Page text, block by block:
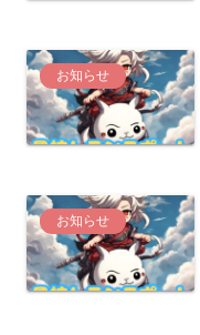
お知らせ
お知らせ